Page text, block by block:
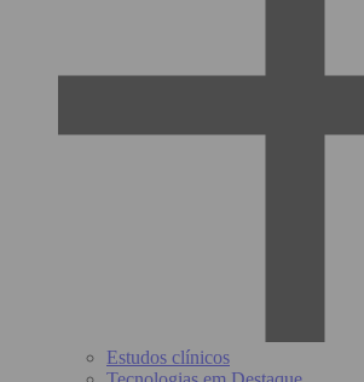
Estudos clínicos